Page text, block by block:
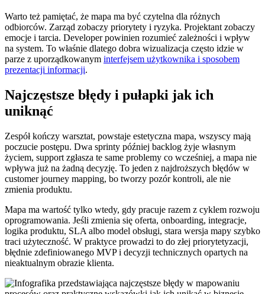
Warto też pamiętać, że mapa ma być czytelna dla różnych
odbiorców. Zarząd zobaczy priorytety i ryzyka. Projektant zobaczy
emocje i tarcia. Developer powinien rozumieć zależności i wpływ
na system. To właśnie dlatego dobra wizualizacja często idzie w
parze z uporządkowanym interfejsem użytkownika i sposobem
prezentacji informacji.
Najczęstsze błędy i pułapki jak ich
uniknąć
Zespół kończy warsztat, powstaje estetyczna mapa, wszyscy mają
poczucie postępu. Dwa sprinty później backlog żyje własnym
życiem, support zgłasza te same problemy co wcześniej, a mapa nie
wpływa już na żadną decyzję. To jeden z najdroższych błędów w
customer journey mapping, bo tworzy pozór kontroli, ale nie
zmienia produktu.
Mapa ma wartość tylko wtedy, gdy pracuje razem z cyklem rozwoju
oprogramowania. Jeśli zmienia się oferta, onboarding, integracje,
logika produktu, SLA albo model obsługi, stara wersja mapy szybko
traci użyteczność. W praktyce prowadzi to do złej priorytetyzacji,
błędnie zdefiniowanego MVP i decyzji technicznych opartych na
nieaktualnym obrazie klienta.